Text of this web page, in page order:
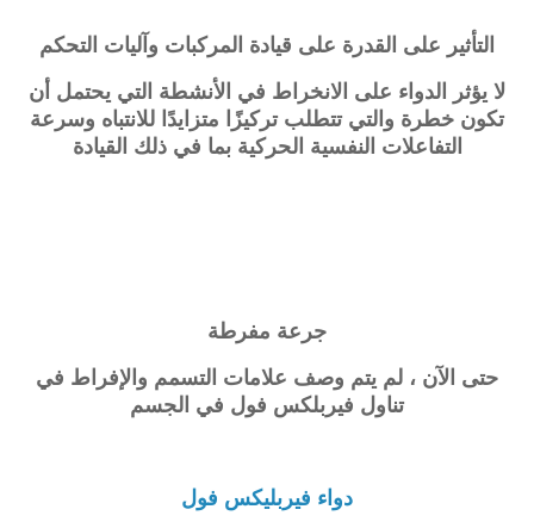
التأثير على القدرة على قيادة المركبات وآليات التحكم
لا يؤثر الدواء على الانخراط في الأنشطة التي يحتمل أن
تكون خطرة والتي تتطلب تركيزًا متزايدًا للانتباه وسرعة
التفاعلات النفسية الحركية بما في ذلك القيادة
جرعة مفرطة
حتى الآن ، لم يتم وصف علامات التسمم والإفراط في
تناول فيربلكس فول في الجسم
دواء فيربليكس فول